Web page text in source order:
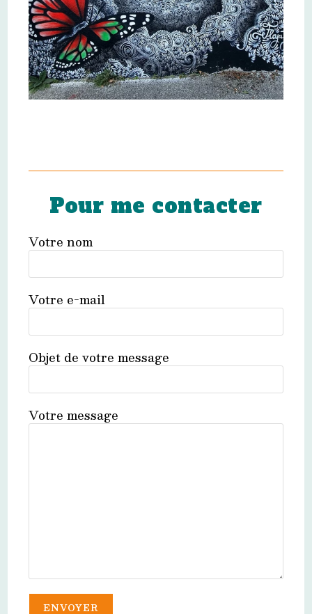
Pour me contacter
Votre nom
Votre e-mail
Objet de votre message
Votre message